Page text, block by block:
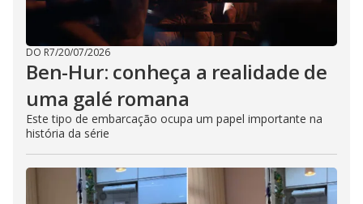
DO R7/20/07/2026
Ben-Hur: conheça a realidade de
uma galé romana
Este tipo de embarcação ocupa um papel importante na
história da série